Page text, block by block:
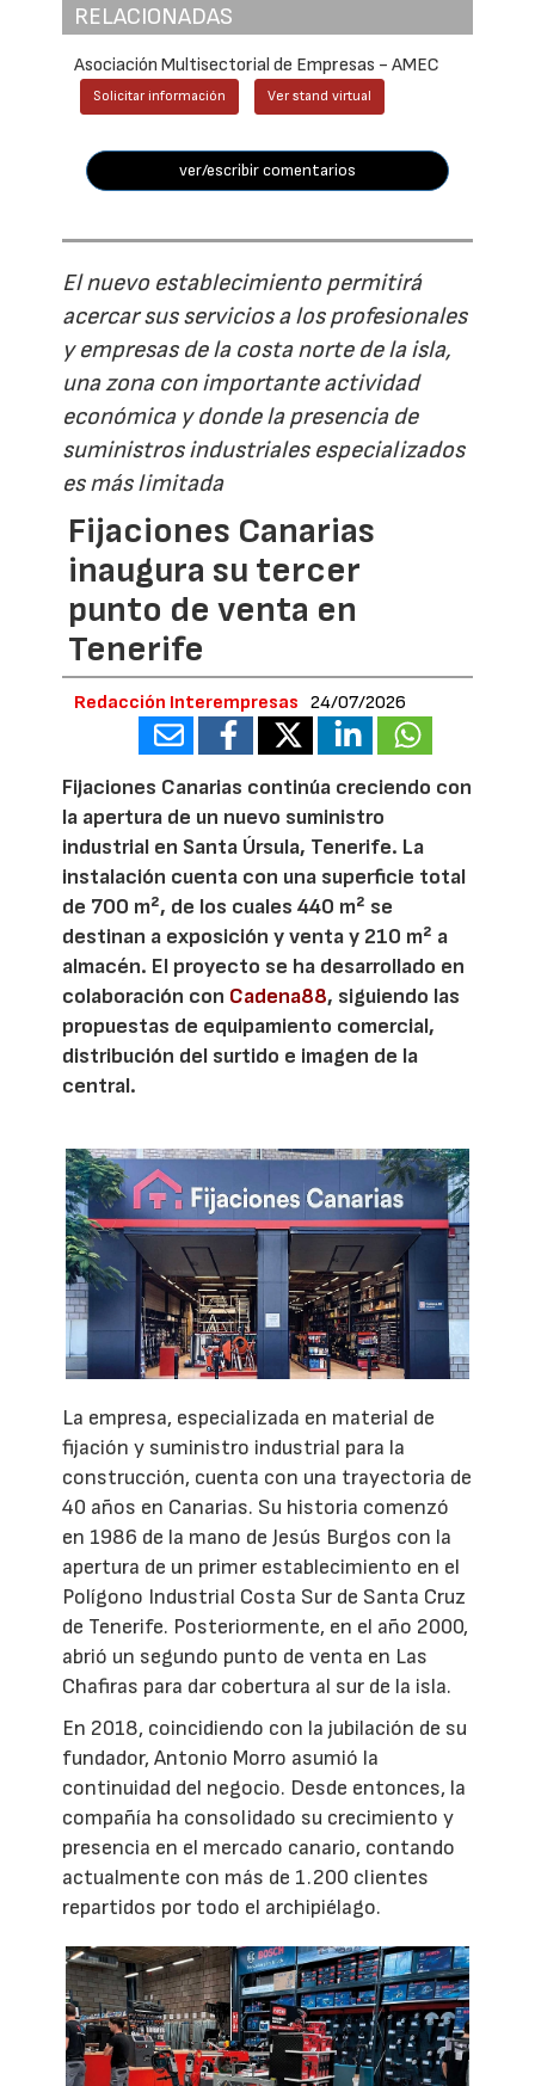
RELACIONADAS
Asociación Multisectorial de Empresas - AMEC
Solicitar información Ver stand virtual
ver/escribir comentarios
El nuevo establecimiento permitirá
acercar sus servicios a los profesionales
y empresas de la costa norte de la isla,
una zona con importante actividad
económica y donde la presencia de
suministros industriales especializados
es más limitada
Fijaciones Canarias
inaugura su tercer
punto de venta en
Tenerife
Redacción Interempresas 24/07/2026
Fijaciones Canarias continúa creciendo con
la apertura de un nuevo suministro
industrial en Santa Úrsula, Tenerife. La
instalación cuenta con una superficie total
de 700 m², de los cuales 440 m² se
destinan a exposición y venta y 210 m² a
almacén. El proyecto se ha desarrollado en
colaboración con Cadena88, siguiendo las
propuestas de equipamiento comercial,
distribución del surtido e imagen de la
central.
La empresa, especializada en material de
fijación y suministro industrial para la
construcción, cuenta con una trayectoria de
40 años en Canarias. Su historia comenzó
en 1986 de la mano de Jesús Burgos con la
apertura de un primer establecimiento en el
Polígono Industrial Costa Sur de Santa Cruz
de Tenerife. Posteriormente, en el año 2000,
abrió un segundo punto de venta en Las
Chafiras para dar cobertura al sur de la isla.
En 2018, coincidiendo con la jubilación de su
fundador, Antonio Morro asumió la
continuidad del negocio. Desde entonces, la
compañía ha consolidado su crecimiento y
presencia en el mercado canario, contando
actualmente con más de 1.200 clientes
repartidos por todo el archipiélago.